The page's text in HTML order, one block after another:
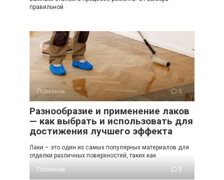
правильной
Полезное 0
Разнообразие и применение лаков
— как выбрать и использовать для
достижения лучшего эффекта
Лаки – это один из самых популярных материалов для
отделки различных поверхностей, таких как
Полезное
0